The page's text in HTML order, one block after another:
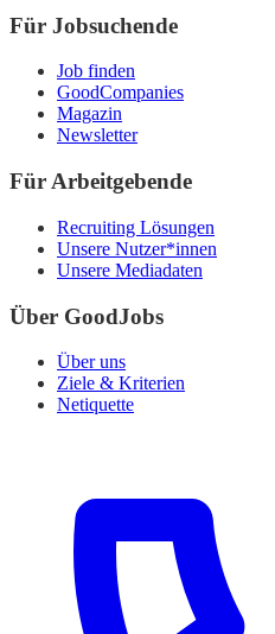
Für Jobsuchende
Job finden
GoodCompanies
Magazin
Newsletter
Für Arbeitgebende
Recruiting Lösungen
Unsere Nutzer*innen
Unsere Mediadaten
Über GoodJobs
Über uns
Ziele & Kriterien
Netiquette